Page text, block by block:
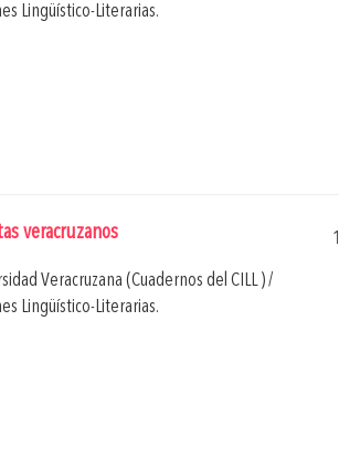
Lingüístico-Literarias.
veracruzanos
Veracruzana (Cuadernos del CILL ) /
Lingüístico-Literarias.